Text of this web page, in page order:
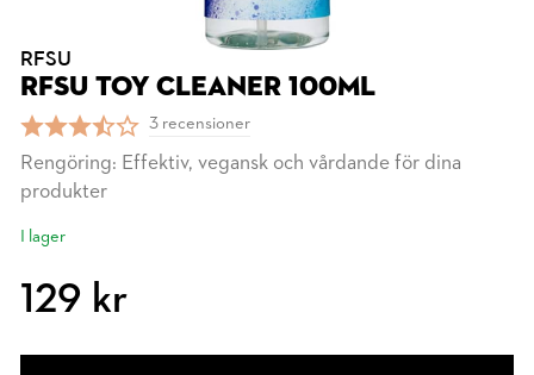
RFSU
RFSU TOY CLEANER 100ML
3 recensioner
Rengöring: Effektiv, vegansk och vårdande för dina
produkter
I lager
129 kr